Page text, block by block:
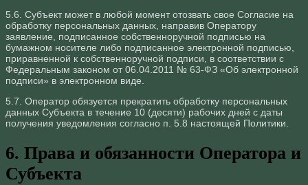
5.6. Субъект может в любой момент отозвать свое Согласие на
обработку персональных данных, направив Оператору
заявление, подписанное собственноручной подписью на
бумажном носителе либо подписанное электронной подписью,
приравненной к собственноручной подписи, в соответствии с
Федеральным законом от 06.04.2011 № 63-ФЗ «Об электронной
подписи» в электронном виде.
5.7. Оператор обязуется прекратить обработку персональных
данных Субъекта в течение 10 (десяти) рабочих дней с даты
получения уведомления согласно п. 5.8 настоящей Политики.
6. Права и обязанности Оператора и
Субъекта